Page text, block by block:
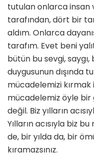
tutulan onlarca insan
tarafından, dört bir
aldım. Onlarca
tarafım. Evet beni
bütün bu sevgi,
duygusunun dışında
mücadelemizi
mücadelemiz öyle
değil. Biz yılların
Yılların acısıyla biz
de, bir yılda da, bir
kıramazsınız.